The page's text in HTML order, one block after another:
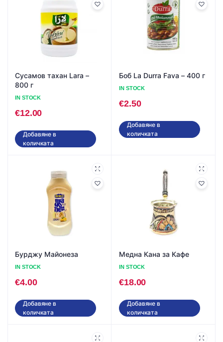
Сусамов тахан Lara –
800 г
IN STOCK
€12.00
Добавяне в
количката
Боб La Durra Fava – 400 г
IN STOCK
€2.50
Добавяне в
количката
Бурджу Майонеза
IN STOCK
€4.00
Добавяне в
количката
Медна Кана за Кафе
IN STOCK
€18.00
Добавяне в
количката